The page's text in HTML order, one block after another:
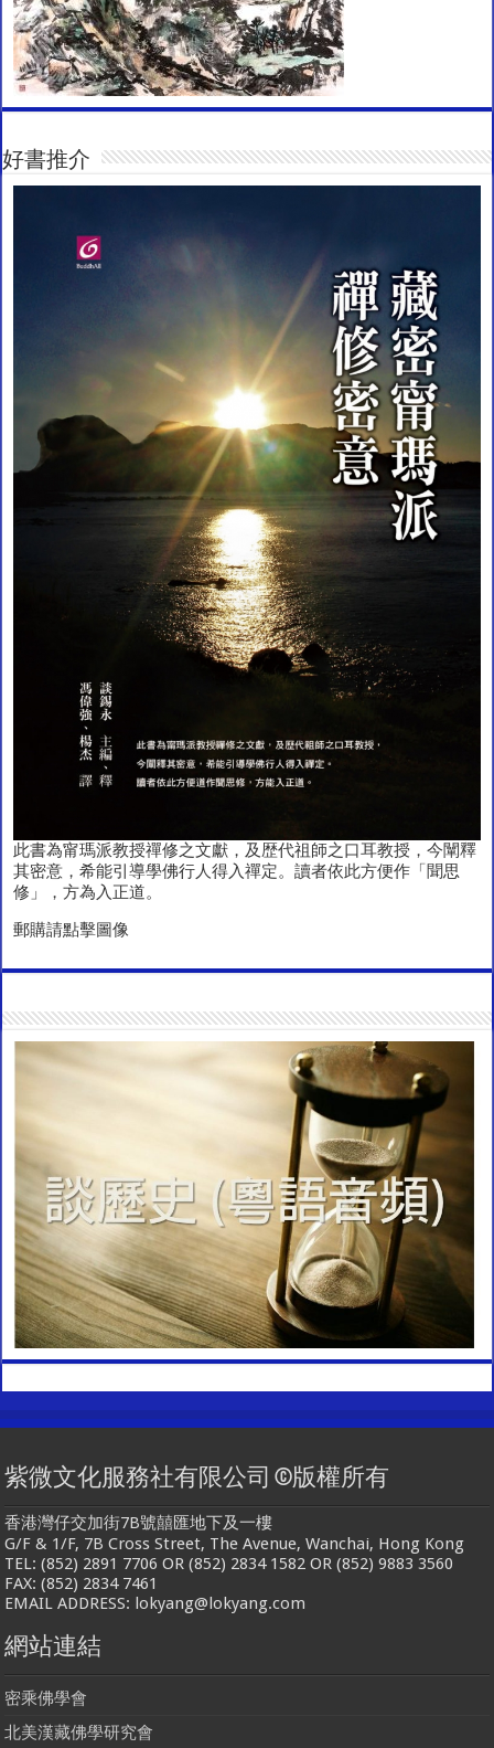
好書推介
此書為甯瑪派教授禪修之文獻，及歴代祖師之口耳教授，今闡釋
其密意，希能引導學佛行人得入禪定。讀者依此方便作「聞思
修」，方為入正道。
郵購請點擊圖像
紫微文化服務社有限公司 ©版權所有
香港灣仔交加街7B號囍匯地下及一樓
G/F & 1/F, 7B Cross Street, The Avenue, Wanchai, Hong Kong
TEL: (852) 2891 7706 OR (852) 2834 1582 OR (852) 9883 3560
FAX: (852) 2834 7461
EMAIL ADDRESS: lokyang@lokyang.com
網站連結
密乘佛學會
北美漢藏佛學研究會